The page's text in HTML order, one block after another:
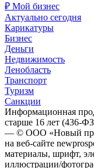
₽ Мой бизнес
Актуально сегодня
Карикатуры
Бизнес
Деньги
Недвижимость
Ленобласть
Транспорт
Туризм
Санкции
Информационная
старше 16 лет (436-
— © ООО «Новый
на веб-сайте
материалы, шрифт,
иллюстрации/